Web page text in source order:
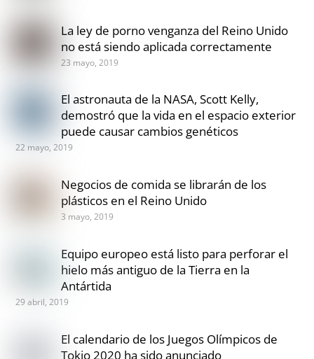
La ley de porno venganza del Reino Unido
no está siendo aplicada correctamente
23 mayo, 2019
El astronauta de la NASA, Scott Kelly,
demostró que la vida en el espacio exterior
puede causar cambios genéticos
22 mayo, 2019
Negocios de comida se librarán de los
plásticos en el Reino Unido
3 mayo, 2019
Equipo europeo está listo para perforar el
hielo más antiguo de la Tierra en la
Antártida
29 abril, 2019
El calendario de los Juegos Olímpicos de
Tokio 2020 ha sido anunciado